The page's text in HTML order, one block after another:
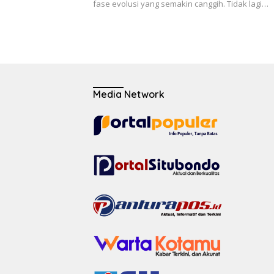
fase evolusi yang semakin canggih. Tidak lagi…
Media Network